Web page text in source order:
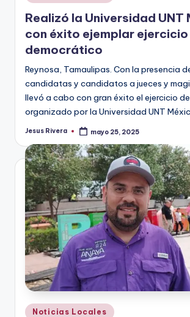
en
Realizó la Universidad UNT
con éxito ejemplar ejercicio
democrático
Reynosa, Tamaulipas. Con la presencia
candidatas y candidatos a jueces y
llevó a cabo con gran éxito el ejercicio
organizado por la Universidad UNT
Publicado
Jesus Rivera mayo 25, 2025
Publicado
Noticias Locales